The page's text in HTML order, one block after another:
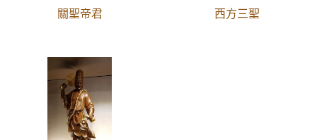
關聖帝君 西方三聖